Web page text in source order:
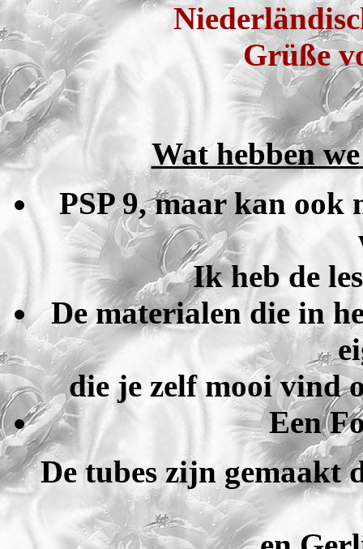
Grüße
Wat hebben
PSP 9, maar kan ook
Ik heb de
De materialen die in
die je zelf mooi vind
Een
De tubes zijn gemaakt